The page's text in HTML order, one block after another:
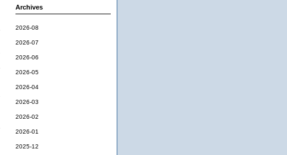
Archives
2026-08
2026-07
2026-06
2026-05
2026-04
2026-03
2026-02
2026-01
2025-12